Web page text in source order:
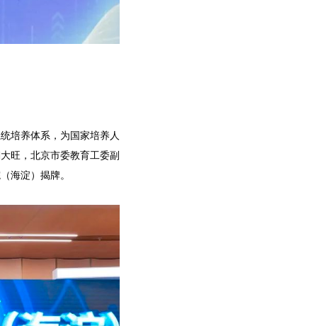
培养体系，为国家培养人
旺，北京市委教育工委副
海淀）揭牌。